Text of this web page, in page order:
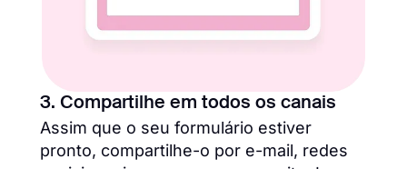
3. Compartilhe em todos os canais
Assim que o seu formulário estiver
pronto, compartilhe-o por e-mail, redes